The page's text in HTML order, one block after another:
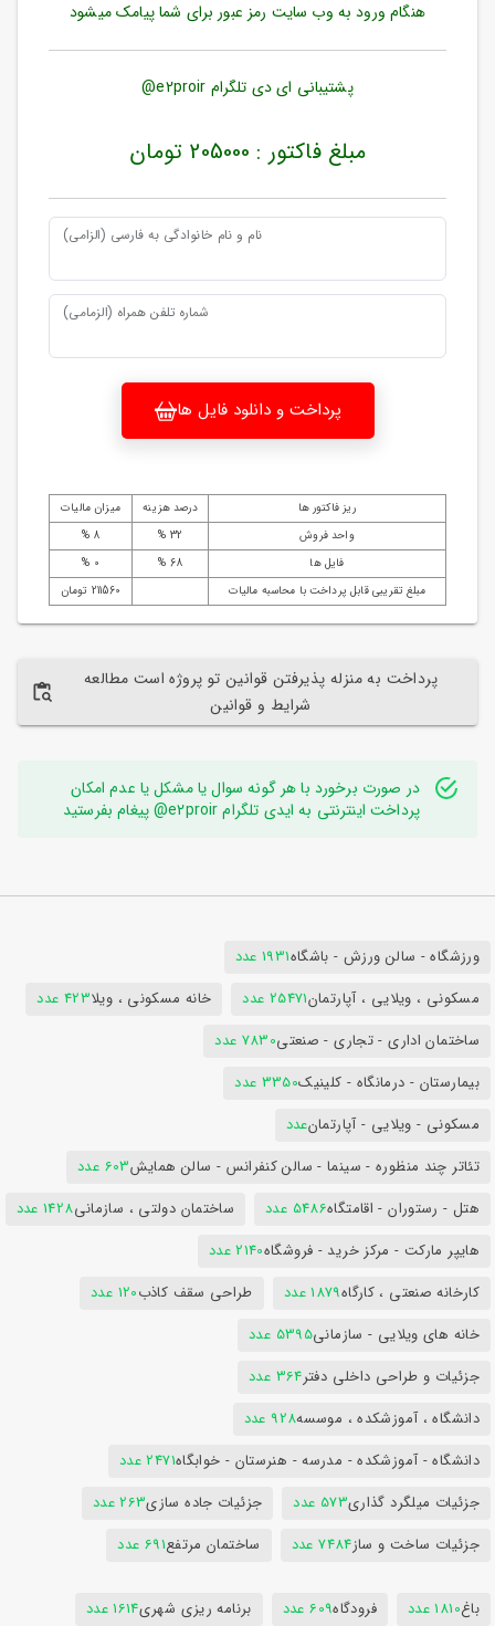
هنگام ورود به وب سایت رمز عبور برای شما پیامک میشود
پشتیبانی ای دی تلگرام e2proir@
مبلغ فاکتور : 205000 تومان
نام و نام خانوادگی به فارسی (الزامی)
شماره تلفن همراه (الزمامی)
پرداخت و دانلود فایل ها
ریز فاکتور ها درصد هزینه
میزان مالیات
واحد فروش
32 %
8 %
فایل ها
68 %
0 %
مبلغ تقریبی قابل پرداخت با محاسبه مالیات
211560 تومان
پرداخت به منزله پذیرفتن قوانین تو پروژه است مطالعه
شرایط و قوانین
در صورت برخورد با هر گونه سوال یا مشکل یا عدم امکان
پرداخت اینترنتی به ایدی تلگرام e2proir@ پیغام بفرستید
ورزشگاه - سالن ورزش - باشگاه1931 عدد
مسکونی ، ویلایی ، آپارتمان25471 عدد خانه مسکونی ، ویلا423 عدد
ساختمان اداری - تجاری - صنعتی7830 عدد
بیمارستان - درمانگاه - کلینیک3350 عدد
مسکونی - ویلایی - آپارتمانعدد
تئاتر چند منظوره - سینما - سالن کنفرانس - سالن همایش603 عدد
هتل - رستوران - اقامتگاه5486 عدد ساختمان دولتی ، سازمانی1428 عدد
هایپر مارکت - مرکز خرید - فروشگاه2140 عدد
کارخانه صنعتی ، کارگاه1879 عدد طراحی سقف کاذب120 عدد
خانه های ویلایی - سازمانی5395 عدد
جزئیات و طراحی داخلی دفتر364 عدد
دانشگاه ، آموزشکده ، موسسه928 عدد
دانشگاه - آموزشکده - مدرسه - هنرستان - خوابگاه2471 عدد
جزئیات میلگرد گذاری573 عدد جزئیات جاده سازی263 عدد
جزئیات ساخت و ساز7484 عدد ساختمان مرتفع691 عدد
باغ1810 عدد فرودگاه609 عدد برنامه ریزی شهری1614 عدد